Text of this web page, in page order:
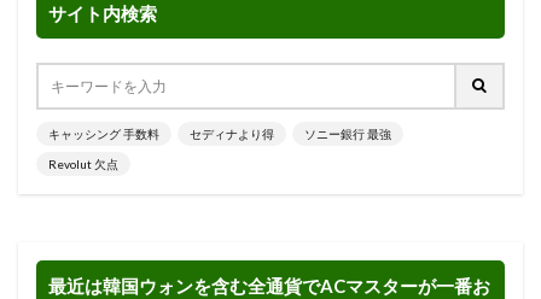
サイト内検索
キャッシング 手数料 セディナより得 ソニー銀行 最強
Revolut 欠点
最近は韓国ウォンを含む全通貨でACマスターが一番お